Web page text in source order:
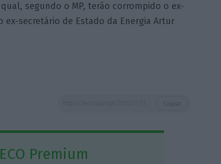
segundo o MP, terão corrompido o ex-
ex-secretário de Estado da Energia Artur
Premium